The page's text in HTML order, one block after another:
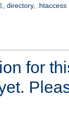
, directory, .htaccess
for